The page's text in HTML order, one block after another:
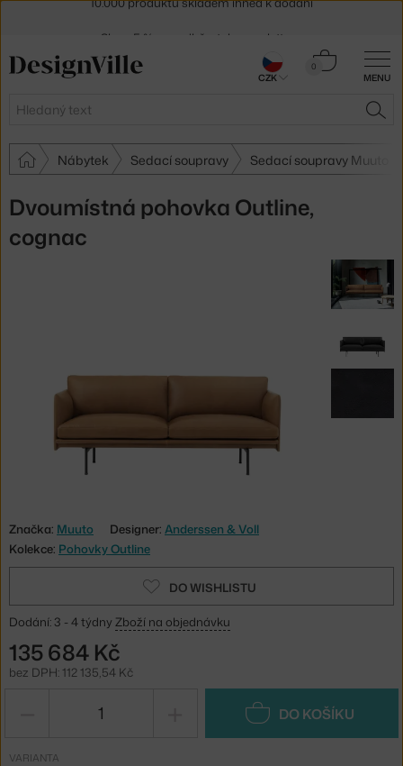
MENU
Hledat
0
Košík
Nábytek Sedací soupravy Sedací soupravy Muuto
Dvoumístná pohovka Outline,
cognac
Značka: Muuto Designer: Anderssen & Voll
Kolekce: Pohovky Outline
DO WISHLISTU
Dodání: 3 - 4 týdny Zboží na objednávku
135 684 Kč
bez DPH: 112 135,54 Kč
DO KOŠÍKU
VARIANTA
30 dní na vrácení zboží
CZK